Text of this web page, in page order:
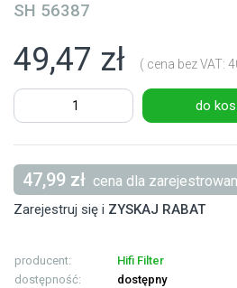
SH 56387
49,47 zł ( cena bez VAT:
do
47,99 zł cena dla
Zarejestruj się i ZYSKAJ RABAT
producent:
Hifi Filter
dostępność:
dostępny